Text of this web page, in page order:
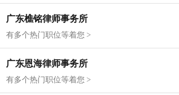
广东樵铭律师事务所
有多个热门职位等着您 >
广东恩海律师事务所
有多个热门职位等着您 >